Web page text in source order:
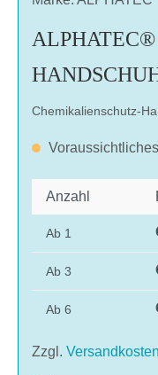
ALPHATEC®
Chemikalienschutz-
Anzahl
Ab 1
Ab 3
Ab 6
Zzgl. Versandkosten